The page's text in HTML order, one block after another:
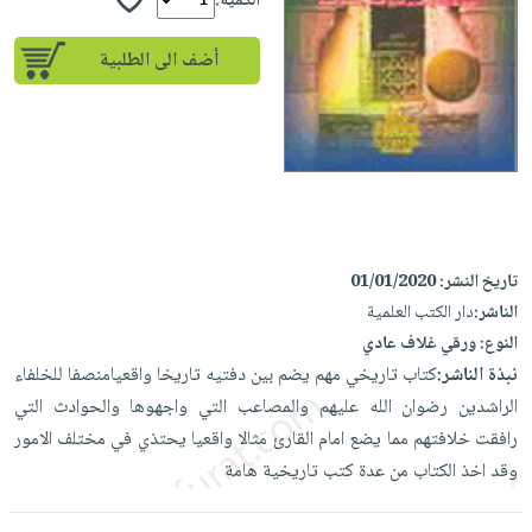
إختياراتنا
كتب
أكاديمية
صندوق
القراءة
iKitab
بلا
حدود
أسئلة
يتكرر
iKitab
على
Android
تحميل
iKitab
على
Apple
أسئلة
يتكرر
طرحها
تحميل
masmu3
على
masmu3
على
Apple
المواضيع
الأكثر
مبيعاً
إختياراتنا
وسائل
القراءة
جوائز
تعليمية
الصحة
والعناية
الشخصية
أجهزة
العناية
الشخصية
العناية
وتصفيف
الشعر
العناية
بالجسم
المطبخ
والسفرة
جديد
الكل
أواني
الطهي
متجر
الهدايا
أقسام
أضف الى الطلبية
تاريخ النشر:01/01/2020
الناشر:دار الكتب العلمية
النوع:ورقي غلاف عادي
نبذة الناشر:كتاب تاريخي مهم يضم بين دفتيه تاريخا واقعيامنصفا للخلفاء
الراشدين رضوان الله عليهم والمصاعب التي واجهوها والحوادث التي
رافقت خلافتهم مما يضع امام القارئ مثالا واقعيا يحتذي في مختلف الامور
وقد اخذ الكتاب من عدة كتب تاريخية هامة